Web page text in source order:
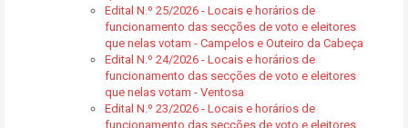
Edital N.º 25/2026 - Locais e horários de
funcionamento das secções de voto e eleitores
que nelas votam - Campelos e Outeiro da Cabeça
Edital N.º 24/2026 - Locais e horários de
funcionamento das secções de voto e eleitores
que nelas votam - Ventosa
Edital N.º 23/2026 - Locais e horários de
funcionamento das secções de voto e eleitores